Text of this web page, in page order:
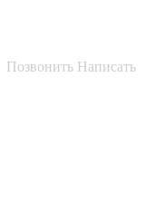
Позвонить Написать